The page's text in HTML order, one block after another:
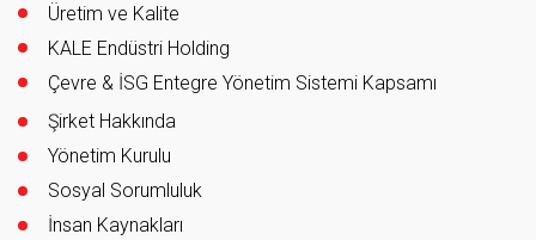
Üretim ve Kalite
KALE Endüstri Holding
Çevre & İSG Entegre Yönetim Sistemi Kapsamı
Şirket Hakkında
Yönetim Kurulu
Sosyal Sorumluluk
İnsan Kaynakları